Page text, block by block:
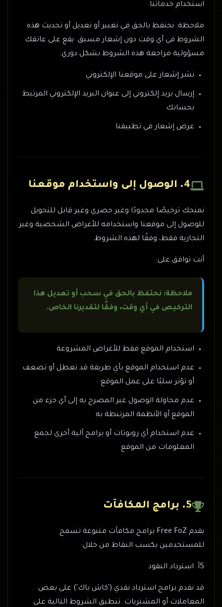
استخدام خدماتنا.
ملاحظة: نحتفظ بالحق في تغيير أو تعديل أو تحديث هذه
الشروط في أي وقت دون إشعار مسبق. يقع على عاتقك
مسؤولية مراجعة هذه الشروط بشكل دوري.
نشر إشعار على موقعنا الإلكتروني
إرسال بريد إلكتروني إلى عنوان البريد الإلكتروني المرتبط
بحسابك
عرض إشعار في تطبيقنا
4. الوصول إلى واستخدام موقعنا
نمنحك ترخيصًا محدودًا وغير حصري وغير قابل للتحويل
للوصول إلى موقعنا واستخدامه للأغراض الشخصية وغير
التجارية فقط، وفقًا لهذه الشروط.
أنت توافق على:
ملاحظة: نحتفظ بالحق في سحب أو تعديل هذا
الترخيص في أي وقت، وفقًا لتقديرنا الخاص.
استخدام الموقع فقط للأغراض المشروعة
عدم استخدام الموقع بأي طريقة قد تعطل أو تضعف
أو تؤثر سلبًا على عمل الموقع
عدم محاولة الوصول غير المصرح به إلى أي جزء من
الموقع أو الأنظمة المرتبطة به
عدم استخدام أي روبوتات أو برامج آلية أخرى لجمع
المعلومات من الموقع
5. برامج المكافآت
يقدم Free FoZ برامج مكافآت متنوعة تسمح
للمستخدمين بكسب النقاط من خلال:
5أ. استرداد النقود
قد نقدم برامج استرداد نقدي ('كاش باك') على بعض
المعاملات أو المشتريات. تنطبق الشروط التالية على